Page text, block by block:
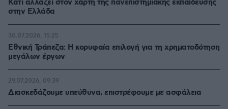
Κάτι αλλάζει στον χάρτη της πανεπιστημιακής εκπαίδευσης
στην Ελλάδα
Εθνική Τράπεζα: Η κορυφαία επιλογή για τη χρηματοδότηση
μεγάλων έργων
30.07.2026, 15:25
Διασκεδάζουμε υπεύθυνα, επιστρέφουμε με ασφάλεια
29.07.2026, 09:39